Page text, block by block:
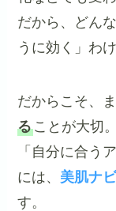
だから、どん
うに効く」わ
だからこそ、
ることが大切。
「自分に合う
には、 美肌ナ
す。